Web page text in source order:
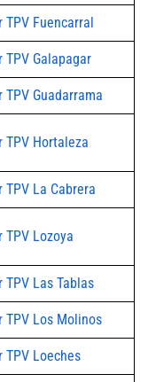
TPV Fuencarral
TPV Galapagar
TPV Guadarrama
TPV Hortaleza
TPV La Cabrera
TPV Lozoya
TPV Las Tablas
TPV Los Molinos
TPV Loeches